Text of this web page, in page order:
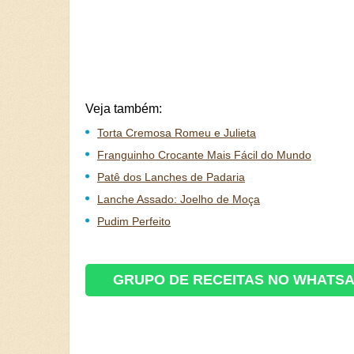
Veja também:
Torta Cremosa Romeu e Julieta
Franguinho Crocante Mais Fácil do Mundo
Patê dos Lanches de Padaria
Lanche Assado: Joelho de Moça
Pudim Perfeito
GRUPO DE RECEITAS NO